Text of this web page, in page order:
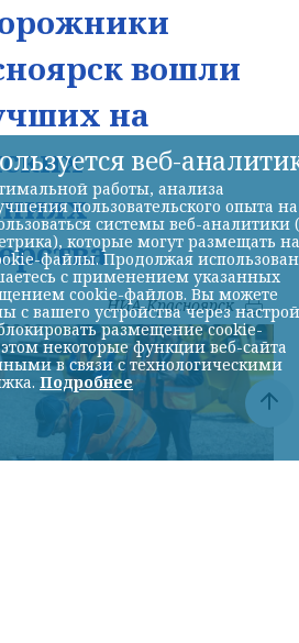
вошли
на
НИА-Красноярск
веб-
работы, анализа
пользовательского опыта на
системы веб-аналитики
которые могут размещать на
файлы. Продолжая
с применением указанных
cookie-файлов. Вы можете
с вашего устройства через
размещение cookie-
некоторые функции веб-сайта
в связи с технологическими
Подробнее